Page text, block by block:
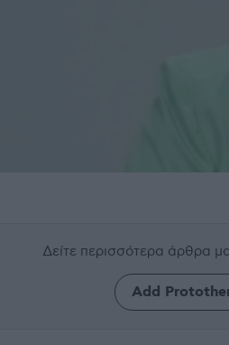
Δείτε περισσότερα άρθρα
Add